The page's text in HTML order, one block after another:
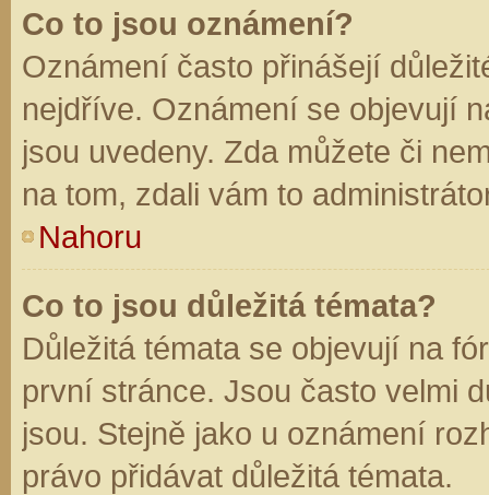
Co to jsou oznámení?
Oznámení často přinášejí
nejdříve. Oznámení se objevují
jsou uvedeny. Zda můžete či
na tom, zdali vám to
Nahoru
Co to jsou důležitá témata?
Důležitá témata se objevují na
první stránce. Jsou často velmi
jsou. Stejně jako u oznámení
právo přidávat důležitá témata.